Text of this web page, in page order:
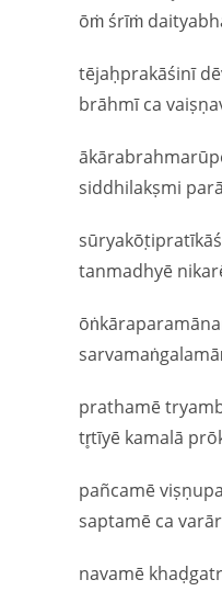
ōṁ śrīṁ
tējaḥprakāśinī
brāhmī ca
siddhilakṣmi
tanmadhyē
prathamē
tr̥tīyē kamalā
pañcamē
saptamē ca
navamē